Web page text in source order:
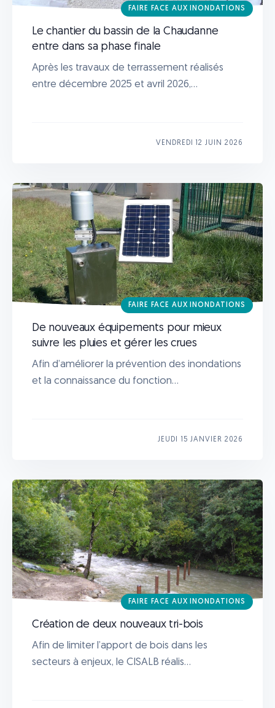
FAIRE FACE AUX INONDATIONS
Le chantier du bassin de la Chaudanne
entre dans sa phase finale
Après les travaux de terrassement réalisés
entre décembre 2025 et avril 2026,...
VENDREDI 12 JUIN 2026
FAIRE FACE AUX INONDATIONS
De nouveaux équipements pour mieux
suivre les pluies et gérer les crues
Afin d’améliorer la prévention des inondations
et la connaissance du fonction...
JEUDI 15 JANVIER 2026
FAIRE FACE AUX INONDATIONS
Création de deux nouveaux tri-bois
Afin de limiter l’apport de bois dans les
secteurs à enjeux, le CISALB réalis...